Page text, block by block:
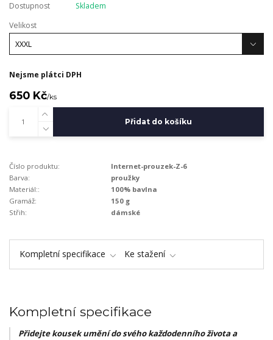
Dostupnost
Skladem
Velikost
Nejsme plátci DPH
650 Kč/ks
Přidat do košíku
Číslo produktu:
Internet-prouzek-Z-6
Barva:
proužky
Materiál::
100% bavlna
Gramáž:
150 g
Střih:
dámské
Kompletní specifikace Ke stažení
Kompletní specifikace
Přidejte kousek umění do svého každodenního života a